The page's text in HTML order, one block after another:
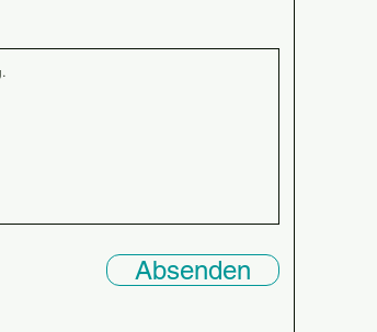
Absenden